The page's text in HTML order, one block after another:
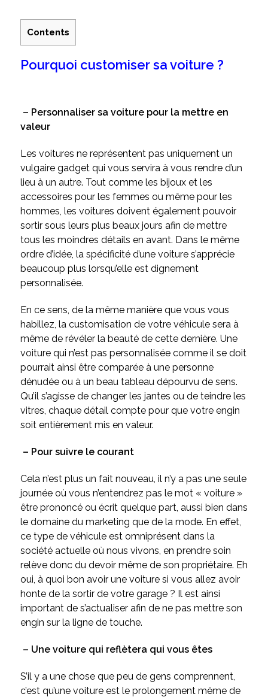
Contents
Pourquoi customiser sa voiture ?
– Personnaliser sa voiture pour la mettre en
valeur
Les voitures ne représentent pas uniquement un
vulgaire gadget qui vous servira à vous rendre d’un
lieu à un autre. Tout comme les bijoux et les
accessoires pour les femmes ou même pour les
hommes, les voitures doivent également pouvoir
sortir sous leurs plus beaux jours afin de mettre
tous les moindres détails en avant. Dans le même
ordre d’idée, la spécificité d’une voiture s’apprécie
beaucoup plus lorsqu’elle est dignement
personnalisée.
En ce sens, de la même manière que vous vous
habillez, la customisation de votre véhicule sera à
même de révéler la beauté de cette dernière. Une
voiture qui n’est pas personnalisée comme il se doit
pourrait ainsi être comparée à une personne
dénudée ou à un beau tableau dépourvu de sens.
Qu’il s’agisse de changer les jantes ou de teindre les
vitres, chaque détail compte pour que votre engin
soit entièrement mis en valeur.
– Pour suivre le courant
Cela n’est plus un fait nouveau, il n’y a pas une seule
journée où vous n’entendrez pas le mot « voiture »
être prononcé ou écrit quelque part, aussi bien dans
le domaine du marketing que de la mode. En effet,
ce type de véhicule est omniprésent dans la
société actuelle où nous vivons, en prendre soin
relève donc du devoir même de son propriétaire. Eh
oui, à quoi bon avoir une voiture si vous allez avoir
honte de la sortir de votre garage ? Il est ainsi
important de s’actualiser afin de ne pas mettre son
engin sur la ligne de touche.
– Une voiture qui reflètera qui vous êtes
S’il y a une chose que peu de gens comprennent,
c’est qu’une voiture est le prolongement même de